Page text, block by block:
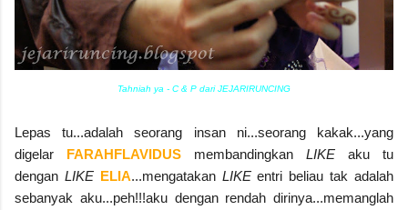
Tahniah ya - C & P dari JEJARIRUNCING
Lepas tu...adalah seorang insan ni...seorang kakak...yang
digelar FARAHFLAVIDUS membandingkan LIKE aku tu
dengan LIKE ELIA...mengatakan LIKEentri beliau tak adalah
sebanyak aku...peh!!!aku dengan rendah dirinya...memanglah